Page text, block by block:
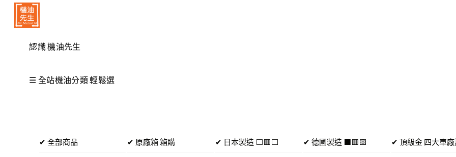
SkipMenu
認識 機油先生
☰ 全站機油分類 輕鬆選
✔ 全部商品 ✔ 原廠箱 箱購 ✔ 日本製造 ⬜🟥⬜ ✔ 德國製造 ⬛🟥🟨 ✔ 頂級金 四大車廠